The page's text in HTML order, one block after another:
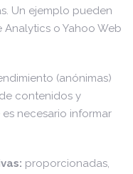
Un ejemplo pueden
o Yahoo Web
(anónimas)
contenidos y
necesario informar
proporcionadas,